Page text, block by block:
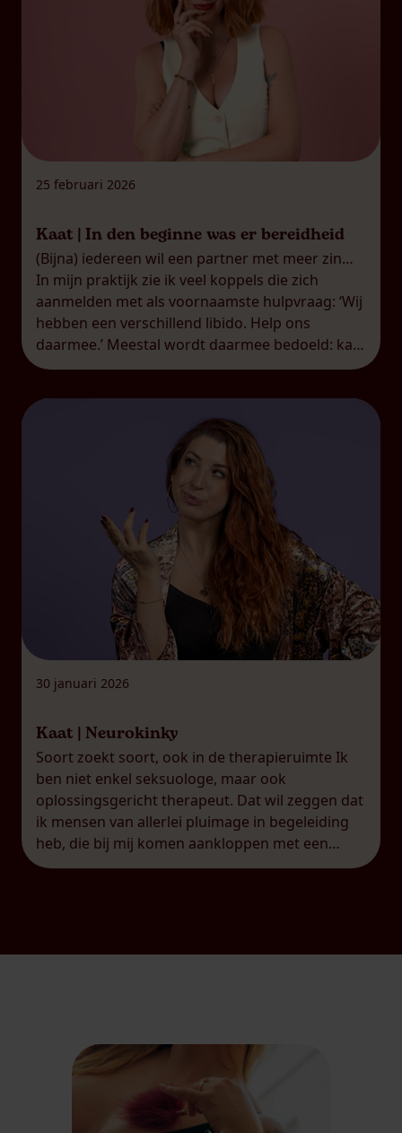
25 februari 2026
Kaat | In den beginne was er bereidheid
(Bijna) iedereen wil een partner met meer zin…
In mijn praktijk zie ik veel koppels die zich
aanmelden met als voornaamste hulpvraag: ‘Wij
hebben een verschillend libido. Help ons
daarmee.’ Meestal wordt daarmee bedoeld: kan
je de partner met het laagste libido meer zin
30 januari 2026
Kaat | Neurokinky
Soort zoekt soort, ook in de therapieruimte Ik
ben niet enkel seksuologe, maar ook
oplossingsgericht therapeut. Dat wil zeggen dat
ik mensen van allerlei pluimage in begeleiding
heb, die bij mij komen aankloppen met een
breed scala aan uitdagingen. Net dat maakt mijn